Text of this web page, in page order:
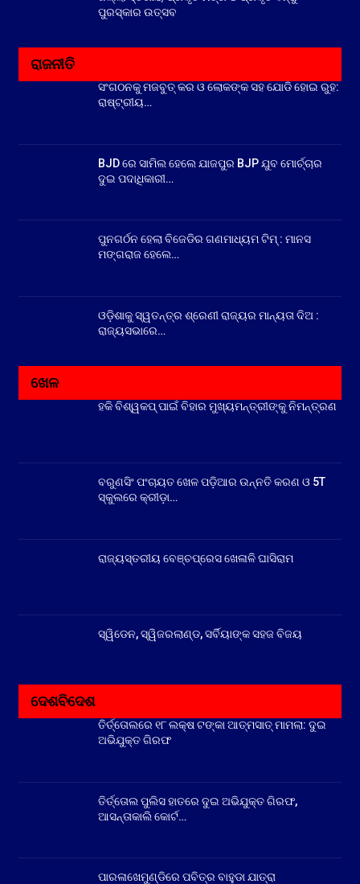
ପୁରସ୍କାର ଉତ୍ସବ
ରାଜନୀତି
ସଂଗଠନକୁ ମଜବୁତ୍ କର ଓ ଲୋକଙ୍କ ସହ ଯୋଡି ହୋଇ ରୁହ:
ରାଷ୍ଟ୍ରୀୟ…
BJD ରେ ସାମିଲ ହେଲେ ଯାଜପୁର BJP ଯୁବ ମୋର୍ଚ୍ଚାର
ଦୁଇ ପଦାଧିକାରୀ…
ପୁନଗର୍ଠନ ହେଲା ବିଜେଡିର ଗଣମାଧ୍ୟମ ଟିମ୍ : ମାନସ
ମଙ୍ଗରାଜ ହେଲେ…
ଓଡ଼ିଶାକୁ ସ୍ୱତନ୍ତ୍ର ଶ୍ରେଣୀ ରାଜ୍ୟର ମାନ୍ୟତା ଦିଅ :
ରାଜ୍ୟସଭାରେ…
ଖେଳ
ହକି ବିଶ୍ୱକପ୍ ପାଇଁ ବିହାର ମୁଖ୍ୟମନ୍ତ୍ରୀଙ୍କୁ ନିମନ୍ତ୍ରଣ
ବରୁଣସିଂ ପଂଚାୟତ ଖେଳ ପଡ଼ିଆର ଉନ୍ନତି କରଣ ଓ 5T
ସ୍କୁଲରେ କ୍ରୀଡ଼ା…
ରାଜ୍ୟସ୍ତରୀୟ ବେଞ୍ଚପ୍ରେସ ଖେଳାଳି ଘାସିରାମ
ସ୍ୱିଡେନ, ସ୍ୱିଜରଲାଣ୍ଡ, ସର୍ବିୟାଙ୍କ ସହଜ ବିଜୟ
ଦେଶବିଦେଶ
ତିର୍ତ୍ତୋଲରେ ୧୮ ଲକ୍ଷ ଟଙ୍କା ଆତ୍ମସାତ୍ ମାମଲା: ଦୁଇ
ଅଭିଯୁକ୍ତ ଗିରଫ
ତିର୍ତ୍ତୋଲ ପୁଲିସ ହାତରେ ଦୁଇ ଅଭିଯୁକ୍ତ ଗିରଫ,
ଆସନ୍ତାକାଲି କୋର୍ଟ…
ପାରଳାଖେମୁଣ୍ଡିରେ ପବିତ୍ର ବାହୁଡା ଯାତ୍ରା